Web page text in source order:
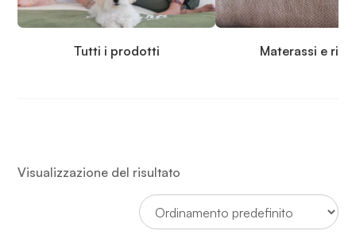
Tutti i prodotti Materassi e
Visualizzazione del risultato